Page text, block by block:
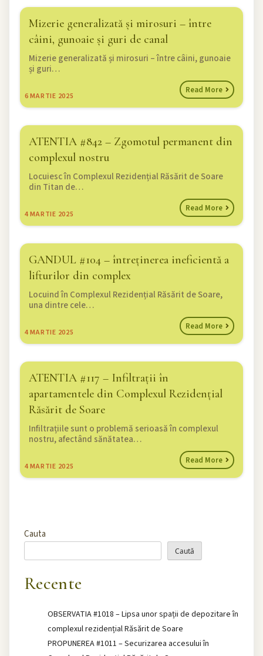
Mizerie generalizată și mirosuri – între
câini, gunoaie și guri de canal
6 MARTIE 2025
Mizerie generalizată și mirosuri – între câini, gunoaie
și guri…
Read More
ATENTIA #842 – Zgomotul permanent din
complexul nostru
4 MARTIE 2025
Locuiesc în Complexul Rezidențial Răsărit de Soare
din Titan de…
Read More
GANDUL #104 – întreținerea ineficientă a
lifturilor din complex
4 MARTIE 2025
Locuind în Complexul Rezidențial Răsărit de Soare,
una dintre cele…
Read More
ATENTIA #117 – Infiltrații în
apartamentele din Complexul Rezidențial
Răsărit de Soare
4 MARTIE 2025
Infiltrațiile sunt o problemă serioasă în complexul
nostru, afectând sănătatea…
Read More
Cauta
Caută
Recente
OBSERVATIA #1018 – Lipsa unor spații de depozitare în
complexul rezidențial Răsărit de Soare
PROPUNEREA #1011 – Securizarea accesului în